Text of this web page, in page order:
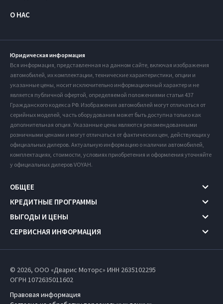
О НАС
Юридическая информация
Вся информация, представленная на данном сайте, включая изображения
автомобилей, их комплектации, технические характеристики, опции и
указанные цены, носит исключительно информационный характер и не
является публичной офертой, определяемой положениями статьи 437
Гражданского кодекса РФ. Изображения автомобилей могут отличаться от
серийных моделей, часть оборудования может быть доступна только как
дополнительная опция. Указанные цены являются рекомендованными
розничными ценами и могут отличаться от фактических цен, действующих у
официальных дилеров. Актуальную информацию о наличии автомобилей,
комплектациях, стоимости, условиях приобретения и оформления уточняйте
у официальных дилеров VOYAH.
ОБЩЕЕ
КРЕДИТНЫЕ ПРОГРАММЫ
ВЫГОДЫ И ЦЕНЫ
СЕРВИСНАЯ ИНФОРМАЦИЯ
© 2026, ООО «Дварис Моторс» ИНН 2635102295
ОГРН 1072635011602
Правовая информация